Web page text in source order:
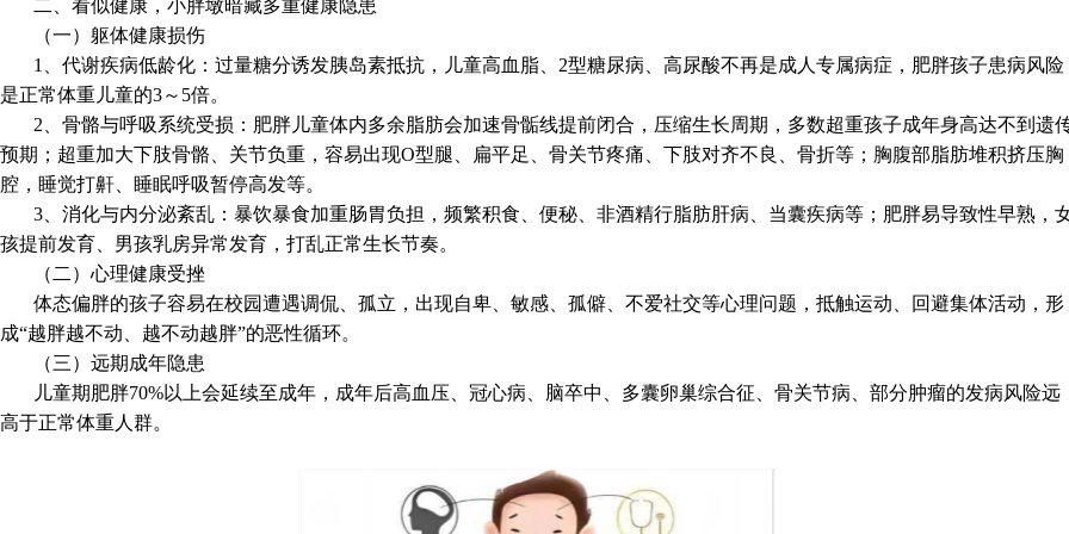
二、看似健康 ，小胖墩暗藏多重健康隐患
（一）躯体健康损伤
1、代谢疾病低龄化：过量糖分诱发胰岛素抵抗，儿童高血脂、2型糖尿病、高尿酸不再是成人专属病症，肥胖孩子患病风险
是正常体重儿童的3～5倍。
2、骨骼与呼吸系统受损： 肥胖儿童体内多余脂肪会加速骨骺线提前闭合，压缩生长周期，多数超重孩子成年身高达不到遗
预期； 超重加大下肢骨骼、关节负重，容易出现O型腿、扁平足、骨关节疼痛、下肢对齐不良、骨折等；胸腹部脂肪堆积挤压胸
腔，睡觉打鼾、睡眠呼吸暂停高发等。
3、消化与内分泌紊乱：暴饮暴食加重肠胃负担，频繁积食、便秘、非酒精行脂肪肝病、当囊疾病等；肥胖易导致性早熟，
孩提前发育、男孩乳房异常发育，打乱正常生长节奏。
（二）心理健康受挫
体态偏胖的孩子容易在校园遭遇调侃、孤立，出现自卑、敏感、孤僻、不爱社交等心理问题，抵触运动、回避集体活动，形
成“越胖越不动、越不动越胖”的恶性循环。
（三）远期成年隐患
儿童期肥胖70%以上会延续至成年，成年后高血压、冠心病、脑卒中、多囊卵巢综合征、骨关节病、部分肿瘤的发病风险远
高于正常体重人群。